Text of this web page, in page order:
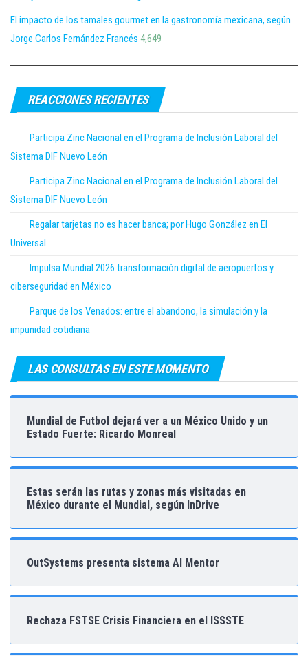
El impacto de los tamales gourmet en la gastronomía mexicana, según
Jorge Carlos Fernández Francés 4,649
REACCIONES RECIENTES
Participa Zinc Nacional en el Programa de Inclusión Laboral del
Sistema DIF Nuevo León
Participa Zinc Nacional en el Programa de Inclusión Laboral del
Sistema DIF Nuevo León
Regalar tarjetas no es hacer banca; por Hugo González en El
Universal
Impulsa Mundial 2026 transformación digital de aeropuertos y
ciberseguridad en México
Parque de los Venados: entre el abandono, la simulación y la
impunidad cotidiana
LAS CONSULTAS EN ESTE MOMENTO
Mundial de Futbol dejará ver a un México Unido y un
Estado Fuerte: Ricardo Monreal
Estas serán las rutas y zonas más visitadas en
México durante el Mundial, según InDrive
OutSystems presenta sistema AI Mentor
Rechaza FSTSE Crisis Financiera en el ISSSTE